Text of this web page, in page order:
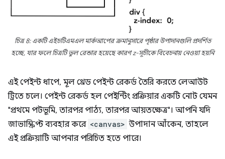
চিত্র 8: একটি এইচটিএমএল মার্কআপের ক্রমানুসারে পৃষ্ঠার উপাদানগুলি প্রদর্শিত
হচ্ছে, যার ফলে চিত্রটি ভুল রেন্ডার হয়েছে কারণ z-সূচীকে বিবেচনায় নেওয়া হয়নি
এই পেইন্ট ধাপে, মূল থ্রেড পেইন্ট রেকর্ড তৈরি করতে লেআউট
ট্রিতে চলে। পেইন্ট রেকর্ড হল পেইন্টিং প্রক্রিয়ার একটি নোট যেমন
"প্রথমে পটভূমি, তারপর পাঠ্য, তারপর আয়তক্ষেত্র"। আপনি যদি
জাভাস্ক্রিপ্ট ব্যবহার করে <canvas> উপাদান আঁকেন, তাহলে
এই প্রক্রিয়াটি আপনার পরিচিত হতে পারে।